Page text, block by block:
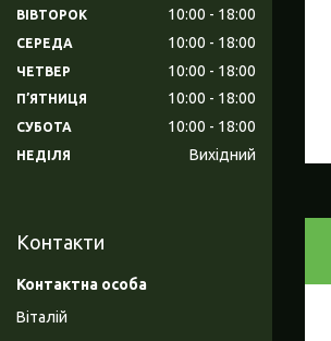
ВІВТОРОК 10:00 18:00
СЕРЕДА 10:00 18:00
ЧЕТВЕР 10:00 18:00
ПʼЯТНИЦЯ 10:00 18:00
СУБОТА 10:00 18:00
НЕДІЛЯ Вихідний
Контакти
Віталій